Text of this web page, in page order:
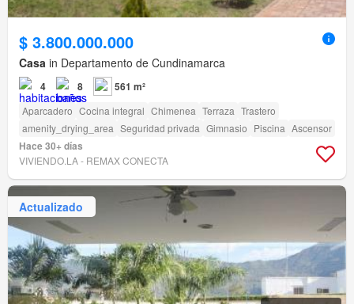
$ 3.800.000.000
Casa in Departamento de Cundinamarca
4 8 561 m²
Aparcadero Cocina integral Chimenea Terraza Trastero
amenity_drying_area Seguridad privada Gimnasio Piscina Ascensor
Hace 30+ días
VIVIENDO.LA - REMAX CONECTA
Actualizado